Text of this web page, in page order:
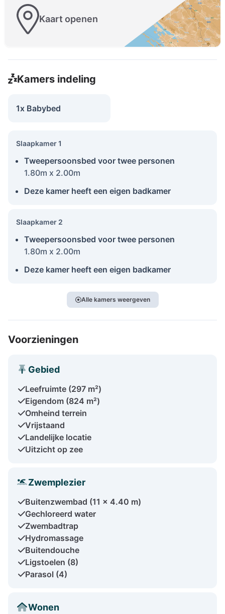
Kaart openen
Kamers indeling
1x Babybed
Slaapkamer 1
Tweepersoonsbed voor twee personen
1.80m x 2.00m
Deze kamer heeft een eigen badkamer
Slaapkamer 2
Tweepersoonsbed voor twee personen
1.80m x 2.00m
Deze kamer heeft een eigen badkamer
Alle kamers weergeven
Voorzieningen
Gebied
Leefruimte (297 m²)
Eigendom (824 m²)
Omheind terrein
Vrijstaand
Landelijke locatie
Uitzicht op zee
Zwemplezier
Buitenzwembad (11 x 4.40 m)
Gechloreerd water
Zwembadtrap
Hydromassage
Buitendouche
Ligstoelen (8)
Parasol (4)
Wonen